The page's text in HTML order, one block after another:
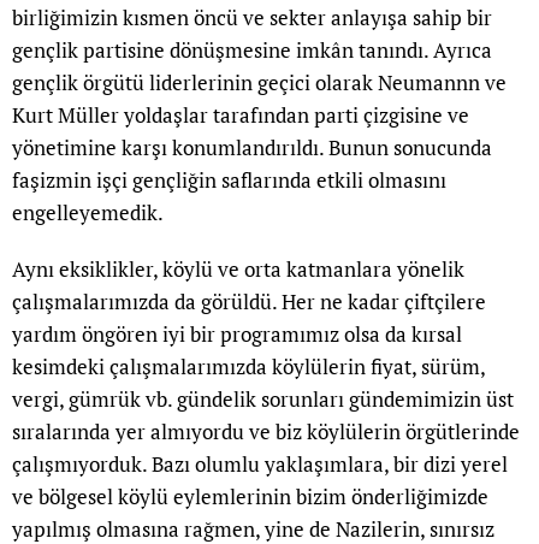
birliğimizin kısmen öncü ve sekter anlayışa sahip bir
gençlik partisine dönüşmesine imkân tanındı. Ayrıca
gençlik örgütü liderlerinin geçici olarak Neumannn ve
Kurt Müller yoldaşlar tarafından parti çizgisine ve
yönetimine karşı konumlandırıldı. Bunun sonucunda
faşizmin işçi gençliğin saflarında etkili olmasını
engelleyemedik.
Aynı eksiklikler, köylü ve orta katmanlara yönelik
çalışmalarımızda da görüldü. Her ne kadar çiftçilere
yardım öngören iyi bir programımız olsa da kırsal
kesimdeki çalışmalarımızda köylülerin fiyat, sürüm,
vergi, gümrük vb. gündelik sorunları gündemimizin üst
sıralarında yer almıyordu ve biz köylülerin örgütlerinde
çalışmıyorduk. Bazı olumlu yaklaşımlara, bir dizi yerel
ve bölgesel köylü eylemlerinin bizim önderliğimizde
yapılmış olmasına rağmen, yine de Nazilerin, sınırsız